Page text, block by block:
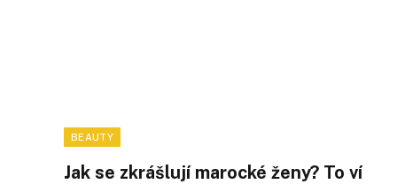
BEAUTY
Jak se zkrášlují marocké ženy? To ví